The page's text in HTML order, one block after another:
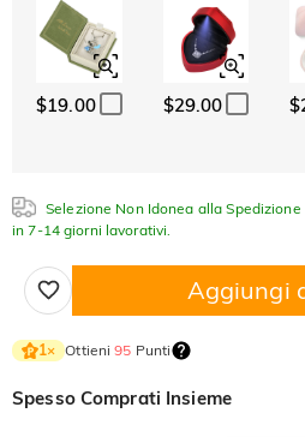
$19.00 $29.00
Selezione Non Idonea alla
in 7-14 giorni lavorativi.
Aggiungi
1× Ottieni95 Punti
Spesso Comprati Insieme